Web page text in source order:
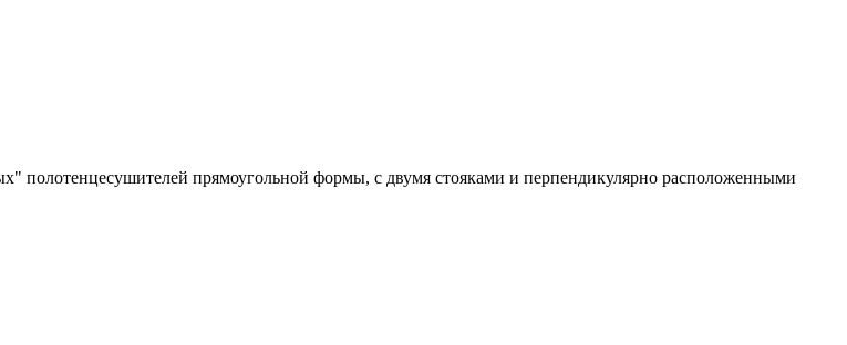
полотенцесушителей прямоугольной формы, с двумя стояками и перпендикулярно расположенными